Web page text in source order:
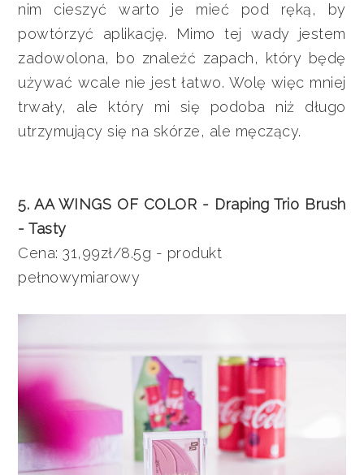
nim cieszyć warto je mieć pod ręką, by
powtórzyć aplikację. Mimo tej wady jestem
zadowolona, bo znaleźć zapach, który będę
używać wcale nie jest łatwo. Wolę więc mniej
trwały, ale który mi się podoba niż długo
utrzymujący się na skórze, ale męczący.
5. AA WINGS OF COLOR - Draping Trio Brush
- Tasty
Cena: 31,99zł/8.5g - produkt
pełnowymiarowy